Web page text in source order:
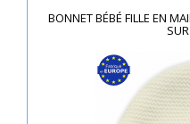
BONNET BÉBÉ FILLE EN